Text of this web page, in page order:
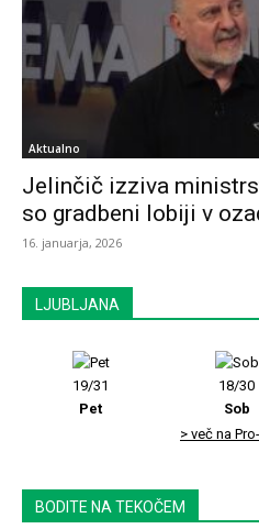
Aktualno
Jelinčič izziva
so gradbeni lobiji v
16. januarja, 2026
LJUBLJANA
19/31
Pet
18/30
Sob
> več na
BODITE NA TEKOČEM